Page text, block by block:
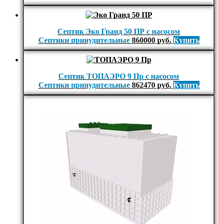
Септик Эко Гранд 50 ПР с насосом
Септики принудительные 860000руб. Купить
Септик ТОПАЭРО 9 Пр с насосом
Септики принудительные 862470руб. Купить